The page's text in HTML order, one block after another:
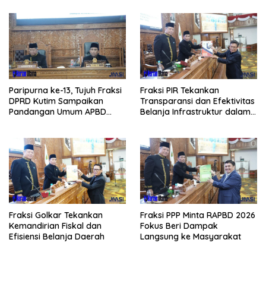
Paripurna ke-13, Tujuh Fraksi
DPRD Kutim Sampaikan
Pandangan Umum APBD
Fraksi PIR Tekankan
Transparansi dan Efektivitas
Belanja Infrastruktur dalam
Fraksi Golkar Tekankan
Kemandirian Fiskal dan
Efisiensi Belanja Daerah
Fraksi PPP Minta RAPBD 2026
Fokus Beri Dampak
Langsung ke Masyarakat